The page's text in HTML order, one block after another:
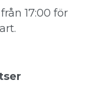
17:00 för